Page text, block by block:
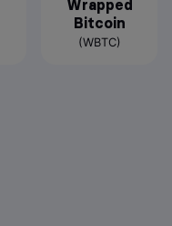
Wrapped
Bitcoin
(WBTC)